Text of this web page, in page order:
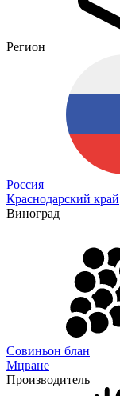
Регион
Россия
Краснодарский край
Виноград
Совиньон блан
Мцване
Производитель